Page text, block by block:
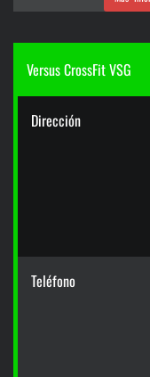
Versus CrossFit VSG
Dirección
Teléfono